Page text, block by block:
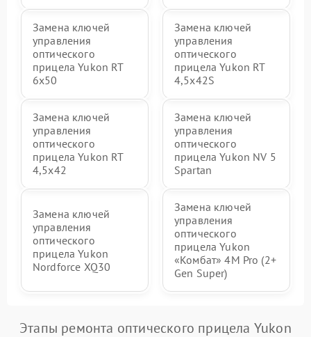
Замена ключей
управления
оптического
прицела Yukon RT
6x50
Замена ключей
управления
оптического
прицела Yukon RT
4,5х42S
Замена ключей
управления
оптического
прицела Yukon RT
4,5х42
Замена ключей
управления
оптического
прицела Yukon NV 5
Spartan
Замена ключей
управления
оптического
прицела Yukon
Nordforce XQ30
Замена ключей
управления
оптического
прицела Yukon
«Комбат» 4M Pro (2+
Gen Super)
Этапы ремонта оптического прицела Yukon